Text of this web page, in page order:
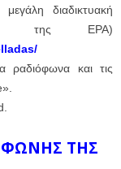
διαδικτυακή
της ΕΡΑ)
και τις
ΦΩΝΗΣ ΤΗΣ